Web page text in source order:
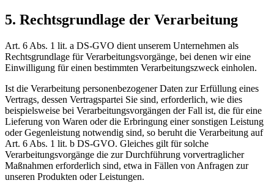
5. Rechtsgrundlage der Verarbeitung
Art. 6 Abs. 1 lit. a DS-GVO dient unserem Unternehmen als
Rechtsgrundlage für Verarbeitungsvorgänge, bei denen wir eine
Einwilligung für einen bestimmten Verarbeitungszweck einholen.
Ist die Verarbeitung personenbezogener Daten zur Erfüllung eines
Vertrags, dessen Vertragspartei Sie sind, erforderlich, wie dies
beispielsweise bei Verarbeitungsvorgängen der Fall ist, die für eine
Lieferung von Waren oder die Erbringung einer sonstigen Leistung
oder Gegenleistung notwendig sind, so beruht die Verarbeitung auf
Art. 6 Abs. 1 lit. b DS-GVO. Gleiches gilt für solche
Verarbeitungsvorgänge die zur Durchführung vorvertraglicher
Maßnahmen erforderlich sind, etwa in Fällen von Anfragen zur
unseren Produkten oder Leistungen.